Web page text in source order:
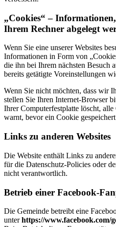
„Cookies“ –
Ihrem Rechner abgelegt
Wenn Sie eine unserer Websites
Informationen in Form von
die ihn bei Ihrem nächsten Besuch
bereits getätigte Voreinstellungen
Wenn Sie nicht möchten, dass wir
stellen Sie Ihren Internet-Browser
Ihrer Computerfestplatte löscht,
warnt, bevor ein Cookie
Links zu anderen Websites
Die Website enthält Links zu
für die Datenschutz-Policies oder
nicht verantwortlich.
Betrieb einer Facebook-
Die Gemeinde betreibt eine
unterhttps://www.facebook.com/